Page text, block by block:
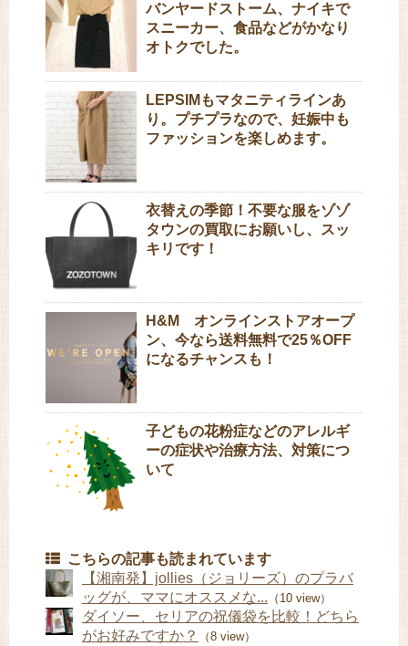
バンヤードストーム、ナイキで
スニーカー、食品などがかなり
オトクでした。
LEPSIMもマタニティラインあ
り。プチプラなので、妊娠中も
ファッションを楽しめます。
衣替えの季節！不要な服をゾゾ
タウンの買取にお願いし、スッ
キリです！
H&M オンラインストアオープ
ン、今なら送料無料で25％OFF
になるチャンスも！
子どもの花粉症などのアレルギ
ーの症状や治療方法、対策につ
いて
こちらの記事も読まれています
【湘南発】jollies（ジョリーズ）のプラバ
ッグが、ママにオススメな... （10 view）
ダイソー、セリアの祝儀袋を比較！どちら
がお好みですか？
（8 view）